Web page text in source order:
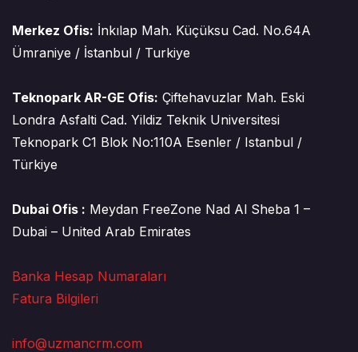
Merkez Ofis: İnkılap Mah. Küçüksu Cad. No.64A
Ümraniye / İstanbul / Turkiye
Teknopark AR-GE Ofis: Çiftehavuzlar Mah. Eski
Londra Asfalti Cad. Yildiz Teknik Universitesi
Teknopark C1 Blok No:110A Esenler / Istanbul /
Türkiye
Dubai Ofis : Meydan FreeZone Nad Al Sheba 1 –
Dubai – United Arab Emirates
Banka Hesap Numaraları
Fatura Bilgileri
info@uzmancrm.com